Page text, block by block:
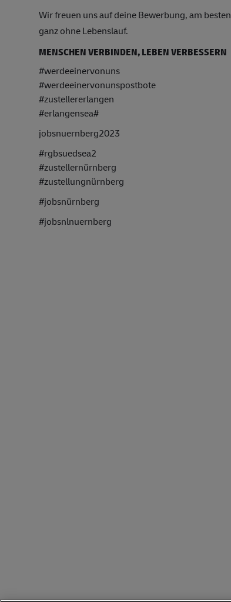
Wir freuen uns auf deine Bewerbung, am besten
ganz ohne Lebenslauf.
MENSCHEN VERBINDEN, LEBEN VERBESSERN
#werdeeinervonuns
#werdeeinervonunspostbote
#zustellererlangen
#erlangensea#
jobsnuernberg2023
#rgbsuedsea2
#zustellernürnberg
#zustellungnürnberg
#jobsnürnberg
#jobsnlnuernberg